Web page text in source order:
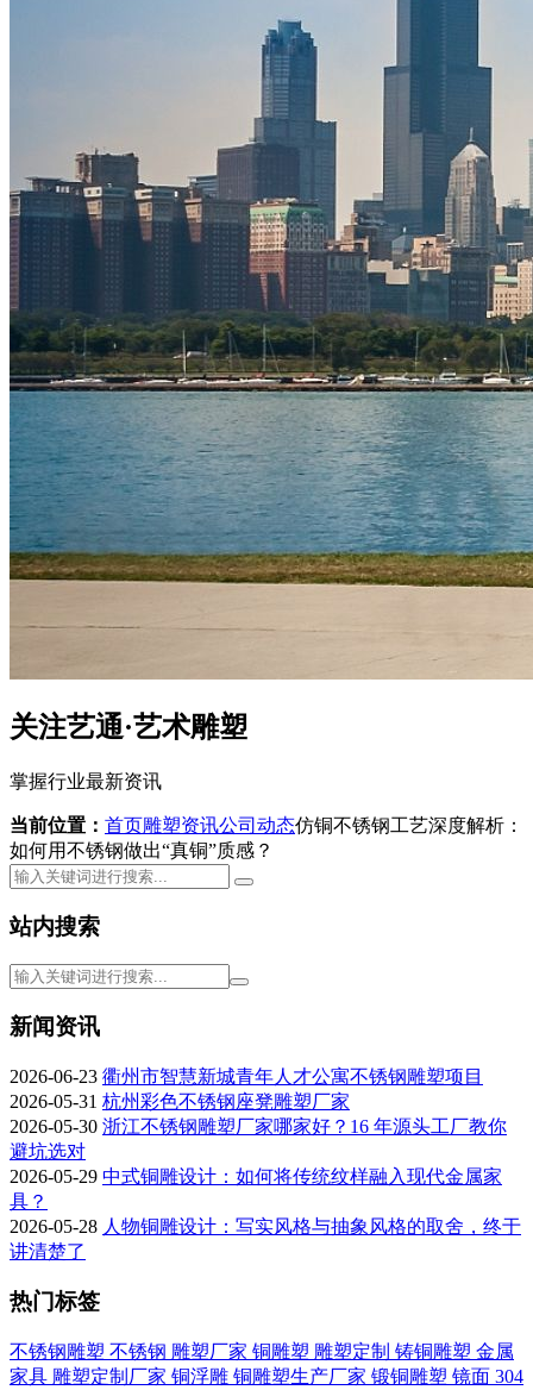
关注艺通·艺术雕塑
掌握行业最新资讯
当前位置： 首页雕塑资讯公司动态仿铜不锈钢工艺深度解析：
如何用不锈钢做出“真铜”质感？
站内搜索
新闻资讯
2026-06-23 衢州市智慧新城青年人才公寓不锈钢雕塑项目
2026-05-31 杭州彩色不锈钢座凳雕塑厂家
2026-05-30 浙江不锈钢雕塑厂家哪家好？16 年源头工厂教你
避坑选对
2026-05-29 中式铜雕设计：如何将传统纹样融入现代金属家
具？
2026-05-28 人物铜雕设计：写实风格与抽象风格的取舍，终于
讲清楚了
热门标签
不锈钢雕塑 不锈钢 雕塑厂家 铜雕塑 雕塑定制 铸铜雕塑 金属
家具 雕塑定制厂家 铜浮雕 铜雕塑生产厂家 锻铜雕塑 镜面 304